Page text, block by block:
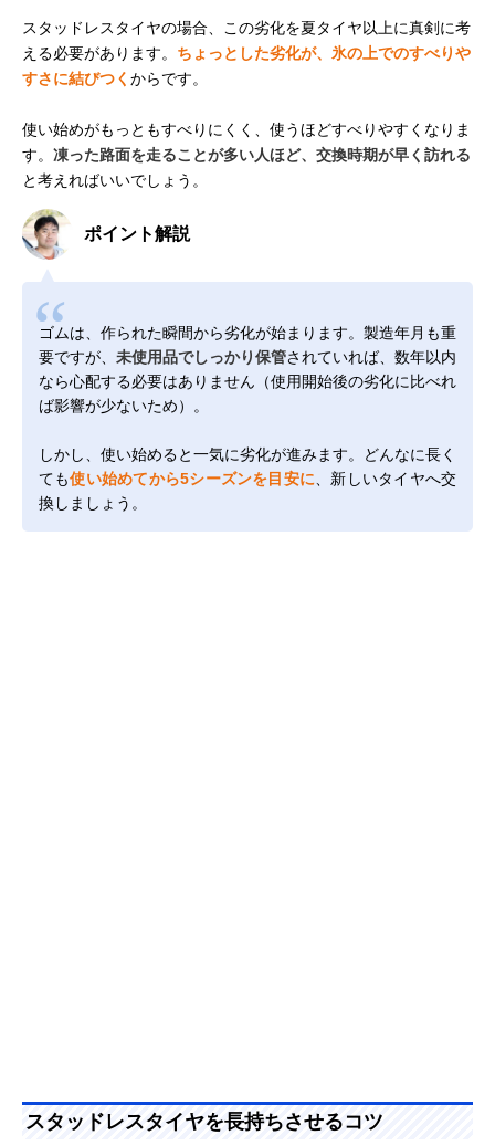
スタッドレスタイヤの場合、この劣化を夏タイヤ以上に真剣に考
える必要があります。 ちょっとした劣化が、氷の上でのすべりや
すさに結びつく からです。
使い始めがもっともすべりにくく、使うほどすべりやすくなりま
す。 凍った路面を走ることが多い人ほど、交換時期が早く訪れる
と考えればいいでしょう。
ポイント解説
ゴムは、作られた瞬間から劣化が始まります。製造年月も重
要ですが、 未使用品でしっかり保管されていれば、数年以内
なら心配する必要はありません（使用開始後の劣化に比べれ
ば影響が少ないため）。
しかし、使い始めると一気に劣化が進みます。どんなに長く
ても使い始めてから5シーズンを目安に 、新しいタイヤへ交
換しましょう。
スタッドレスタイヤを長持ちさせるコツ